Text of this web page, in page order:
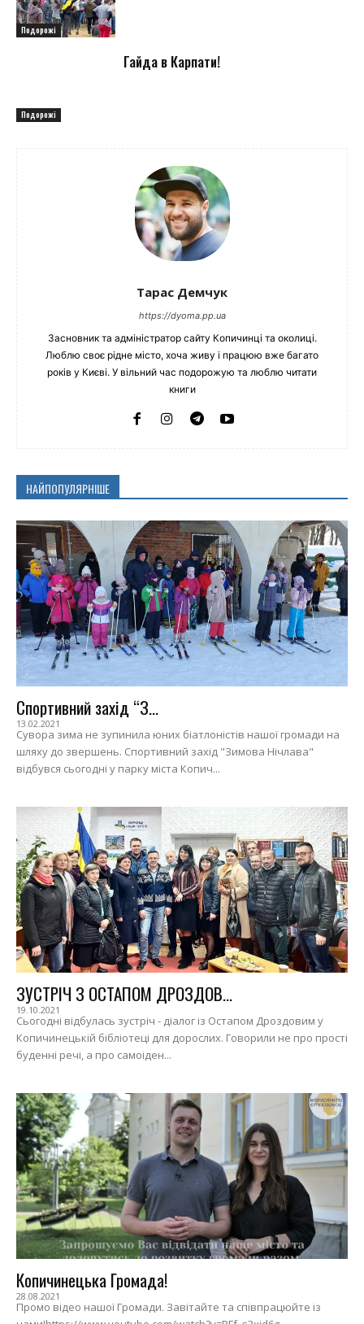
Подорожі
Подорожі
Гайда в Карпати!
Тарас Демчук
https://dyoma.pp.ua
Засновник та адміністратор сайту Копичинці та околиці.
Люблю своє рідне місто, хоча живу і працюю вже багато
років у Києві. У вільний час подорожую та люблю читати
книги
НАЙПОПУЛЯРНІШЕ
Спортивний захід “З...
13.02.2021
Сувора зима не зупинила юних біатлоністів нашої громади на
шляху до звершень. Спортивний захід "Зимова Нічлава"
відбувся сьогодні у парку міста Копич...
ЗУСТРІЧ З ОСТАПОМ ДРОЗДОВ...
19.10.2021
Сьогодні відбулась зустріч - діалог із Остапом Дроздовим у
Копичинецькій бібліотеці для дорослих. Говорили не про прості
буденні речі, а про самоіден...
Копичинецька Громада!
28.08.2021
Промо відео нашої Громади. Завітайте та співпрацюйте із